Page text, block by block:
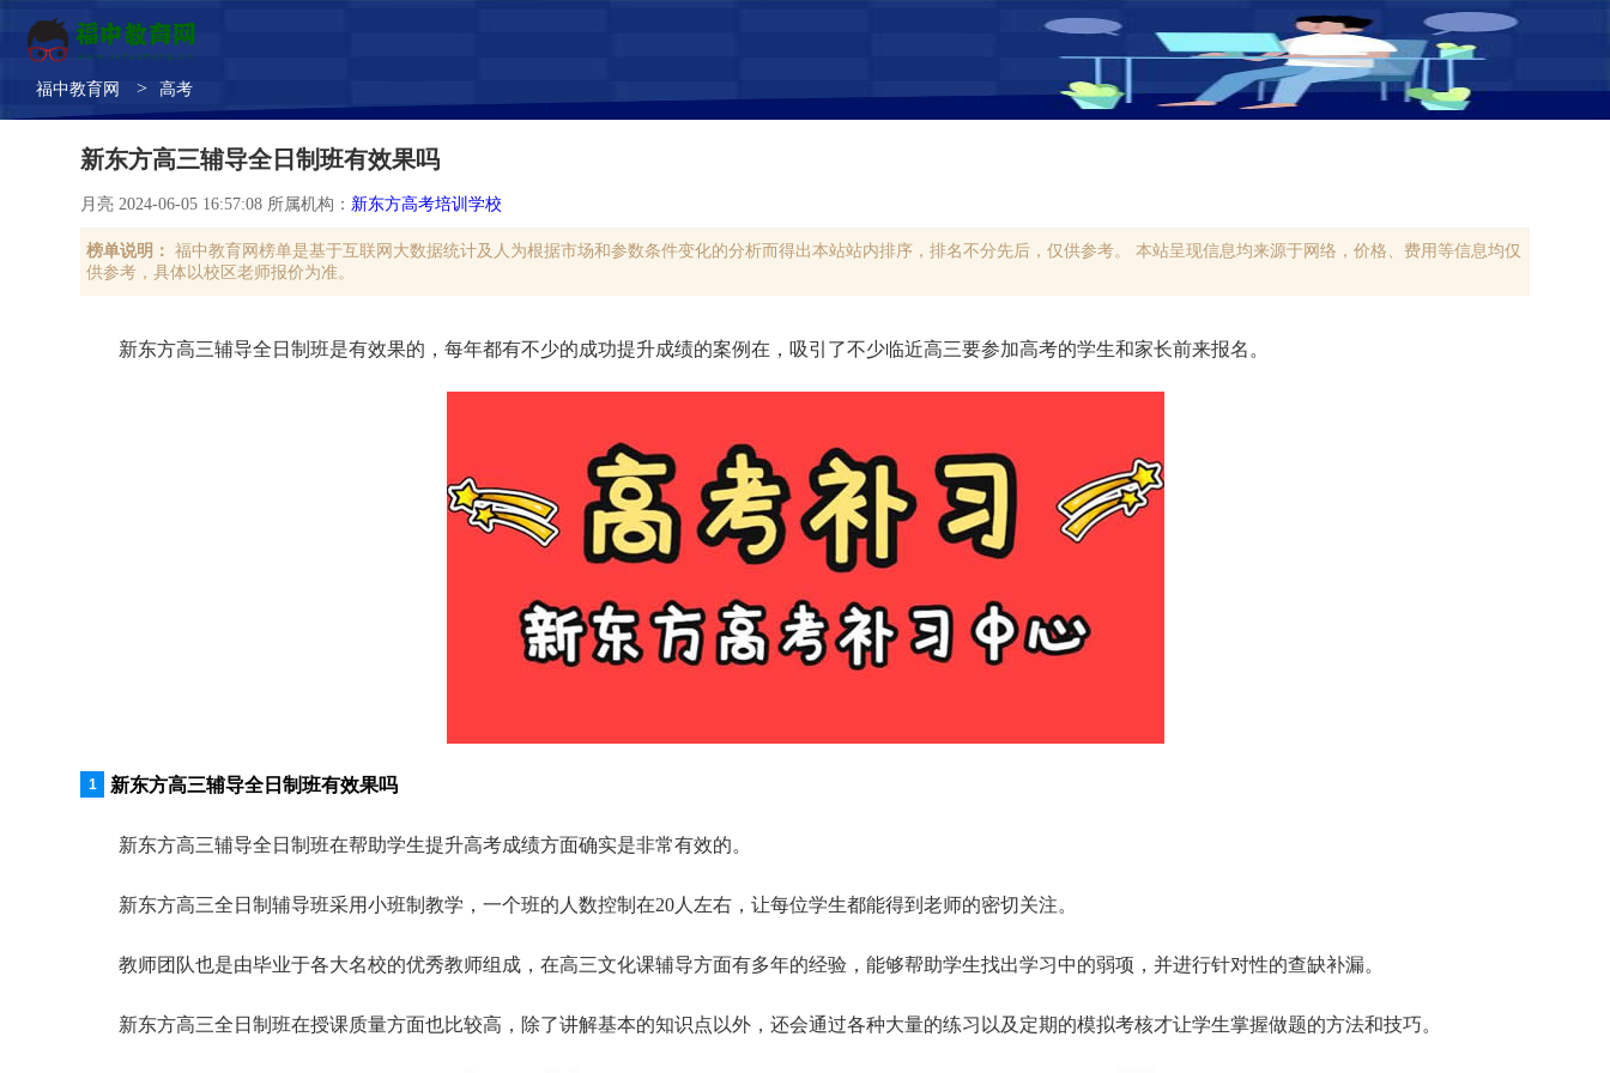
福中教育网 > 高考
新东方高三辅导全日制班有效果吗
月亮 2024-06-05 16:57:08 所属机构： 新东方高考培训学校
榜单说明：
福中教育网榜单是基于互联网大数据统计及人为根据市场和参数条件变化的分析而得出本站站内排序，排名不分先后，仅供参考。 本站呈现信息均来源于网络，价格、费用等信息均仅
供参考，具体以校区老师报价为准。
新东方高三辅导全日制班是有效果的，每年都有不少的成功提升成绩的案例在，吸引了不少临近高三要参加高考的学生和家长前来报名。
新东方高三辅导全日制班有效果吗
新东方高三辅导全日制班在帮助学生提升高考成绩方面确实是非常有效的。
新东方高三全日制辅导班采用小班制教学，一个班的人数控制在20人左右，让每位学生都能得到老师的密切关注。
教师团队也是由毕业于各大名校的优秀教师组成，在高三文化课辅导方面有多年的经验，能够帮助学生找出学习中的弱项，并进行针对性的查缺补漏。
新东方高三全日制班在授课质量方面也比较高，除了讲解基本的知识点以外，还会通过各种大量的练习以及定期的模拟考核才让学生掌握做题的方法和技巧。